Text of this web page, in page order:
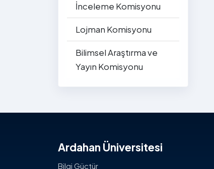
İnceleme Komisyonu
Lojman Komisyonu
Bilimsel Araştırma ve
Yayın Komisyonu
Ardahan Üniversitesi
Bilgi Güçtür